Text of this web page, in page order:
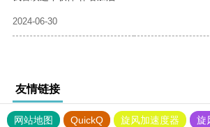
2024-06-30
友情链接
网站地图 QuickQ 旋风加速度器
旋